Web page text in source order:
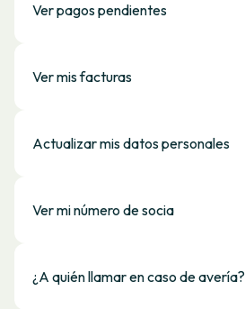
Ver pagos pendientes
Ver mis facturas
Actualizar mis datos personales
Ver mi número de socia
¿A quién llamar en caso de avería?